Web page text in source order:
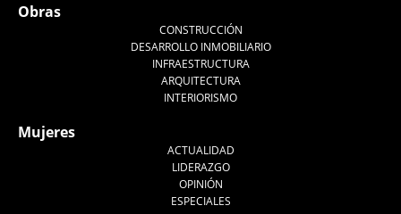
Obras
CONSTRUCCIÓN
DESARROLLO INMOBILIARIO
INFRAESTRUCTURA
ARQUITECTURA
INTERIORISMO
Mujeres
ACTUALIDAD
LIDERAZGO
OPINIÓN
ESPECIALES